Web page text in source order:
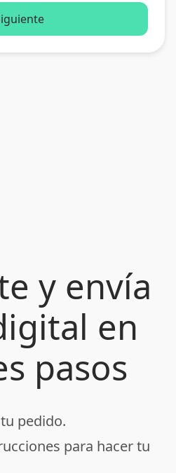
y envía
en
pasos
pedido.
para hacer tu